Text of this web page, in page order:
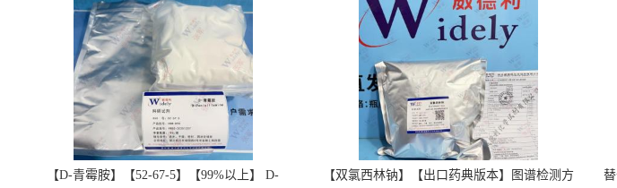
【D-青霉胺】【52-67-5】【99%以上】 D- 【双氯西林钠】【出口药典版本】图谱检测方